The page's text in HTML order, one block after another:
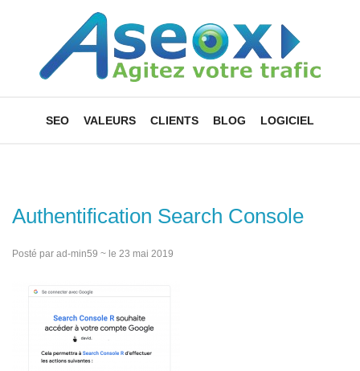
SEO VALEURS CLIENTS BLOG LOGICIEL
Authentification Search Console
Posté par ad-min59 ~ le 23 mai 2019